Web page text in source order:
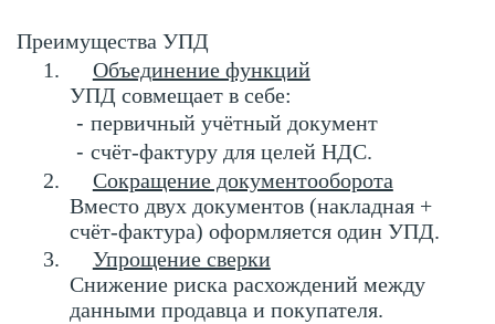
Преимущества УПД
1.
Объединение функций
УПД совмещает в себе:
- первичный учётный документ
- счёт‑фактуру для целей НДС.
2.
Сокращение документооборота
Вместо двух документов (накладная +
счёт‑фактура) оформляется один УПД.
3.
Упрощение сверки
Снижение риска расхождений между
данными продавца и покупателя.